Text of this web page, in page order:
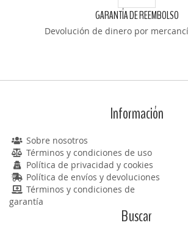
GARANTÍA DE REEMBOLSO
Devolución de dinero por
Información
Sobre nosotros
Términos y condiciones de uso
Política de privacidad y cookies
Política de envíos y devoluciones
Términos y condiciones de
garantía
Buscar